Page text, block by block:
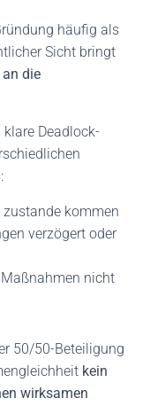
häufig als
Sicht bringt
die
Deadlock-
kommen
verzögert oder
nicht
50/50-Beteiligung
kein
wirksamen